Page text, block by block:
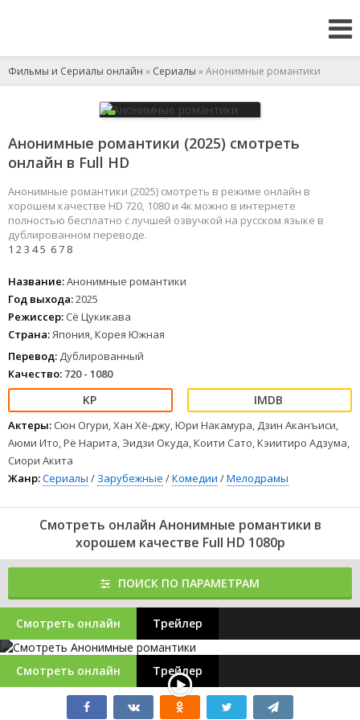
Фильмы и Сериалы онлайн » Сериалы » Анонимные романтики
Анонимные романтики (2025) смотреть
онлайн в Full HD
Анонимные романтики (2025) смотреть в режиме онлайн в
хорошем качестве HD 720, 1080 и 4к можно в интернете
полностью бесплатно с лучшей озвучкой на русском языке в
дублированном переводе.
1 23 45 67 8
Название:Анонимные романтики
Год выхода:2025
Режиссер: Сё Цукикава
Страна:Япония, Корея Южная
Перевод: Дублированный
Качество: 720 - 1080
Актеры: Сюн Огури, Хан Хё-джу, Юри Накамура, Дзин Аканъиси,
Аюми Ито, Рё Нарита, Эидзи Окуда, Коити Сато, Кэиитиро Адзума,
Сиори Акита
Жанр:Сериалы / Зарубежные /Комедии /Мелодрамы
Смотреть онлайн Анонимные романтики в
хорошем качестве Full HD 1080p
ПОИСК ПО ПАРАМЕТРАМ
Смотреть онлайн Трейлер
Смотреть онлайн Трейлер